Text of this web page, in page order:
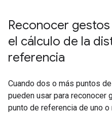
Reconocer
el cálculo de la
referencia
Cuando dos o más puntos
pueden usar para reconocer
punto de referencia de uno